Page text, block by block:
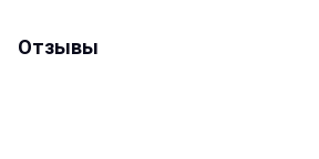
Отзывы